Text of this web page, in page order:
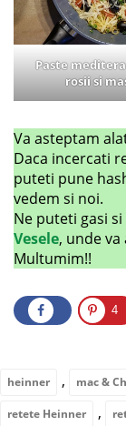
Paste
rosii si
Va asteptam
Daca incercati
puteti pune
vedem si noi.
Ne puteti gasi
Vesele, unde va
Multumim!!
4
heinner , mac &
retete Heinner ,